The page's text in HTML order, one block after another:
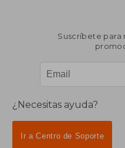
Suscríbete para
¿Necesitas ayuda?
Ir a Centro de Soporte